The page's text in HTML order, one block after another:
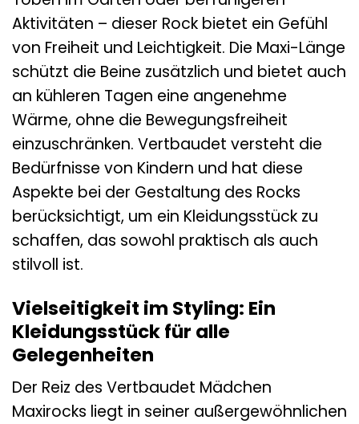
Aktivitäten – dieser Rock bietet ein Gefühl
von Freiheit und Leichtigkeit. Die Maxi-Länge
schützt die Beine zusätzlich und bietet auch
an kühleren Tagen eine angenehme
Wärme, ohne die Bewegungsfreiheit
einzuschränken. Vertbaudet versteht die
Bedürfnisse von Kindern und hat diese
Aspekte bei der Gestaltung des Rocks
berücksichtigt, um ein Kleidungsstück zu
schaffen, das sowohl praktisch als auch
stilvoll ist.
Vielseitigkeit im Styling: Ein
Kleidungsstück für alle
Gelegenheiten
Der Reiz des Vertbaudet Mädchen
Maxirocks liegt in seiner außergewöhnlichen